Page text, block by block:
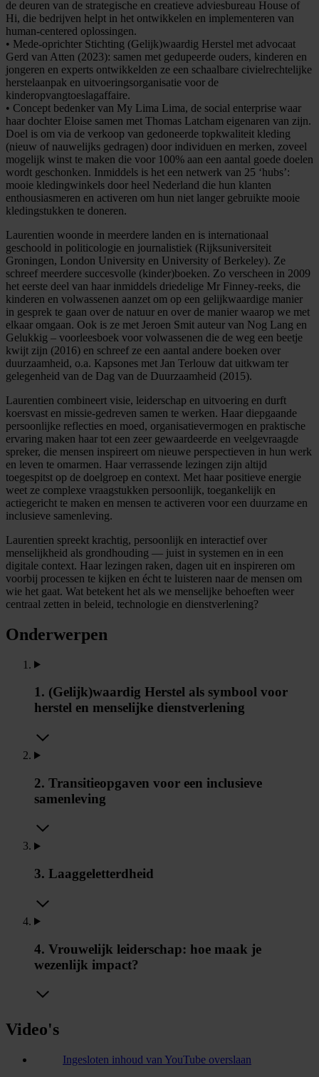
de deuren van de strategische en creatieve adviesbureau House of
Hi, die bedrijven helpt in het ontwikkelen en implementeren van
human-centered oplossingen.
• Mede-oprichter Stichting (Gelijk)waardig Herstel met advocaat
Gerd van Atten (2023): samen met gedupeerde ouders, kinderen en
jongeren en experts ontwikkelden ze een schaalbare civielrechtelijke
herstelaanpak en uitvoeringsorganisatie voor de
kinderopvangtoeslagaffaire.
• Concept bedenker van My Lima Lima, de social enterprise waar
haar dochter Eloise samen met Thomas Latcham eigenaren van zijn.
Doel is om via de verkoop van gedoneerde topkwaliteit kleding
(nieuw of nauwelijks gedragen) door individuen en merken, zoveel
mogelijk winst te maken die voor 100% aan een aantal goede doelen
wordt geschonken. Inmiddels is het een netwerk van 25 ‘hubs’:
mooie kledingwinkels door heel Nederland die hun klanten
enthousiasmeren en activeren om hun niet langer gebruikte mooie
kledingstukken te doneren.
Laurentien woonde in meerdere landen en is internationaal
geschoold in politicologie en journalistiek (Rijksuniversiteit
Groningen, London University en University of Berkeley). Ze
schreef meerdere succesvolle (kinder)boeken. Zo verscheen in 2009
het eerste deel van haar inmiddels driedelige Mr Finney-reeks, die
kinderen en volwassenen aanzet om op een gelijkwaardige manier
in gesprek te gaan over de natuur en over de manier waarop we met
elkaar omgaan. Ook is ze met Jeroen Smit auteur van Nog Lang en
Gelukkig – voorleesboek voor volwassenen die de weg een beetje
kwijt zijn (2016) en schreef ze een aantal andere boeken over
duurzaamheid, o.a. Kapsones met Jan Terlouw dat uitkwam ter
gelegenheid van de Dag van de Duurzaamheid (2015).
Laurentien combineert visie, leiderschap en uitvoering en durft
koersvast en missie-gedreven samen te werken. Haar diepgaande
persoonlijke reflecties en moed, organisatievermogen en praktische
ervaring maken haar tot een zeer gewaardeerde en veelgevraagde
spreker, die mensen inspireert om nieuwe perspectieven in hun werk
en leven te omarmen. Haar verrassende lezingen zijn altijd
toegespitst op de doelgroep en context. Met haar positieve energie
weet ze complexe vraagstukken persoonlijk, toegankelijk en
actiegericht te maken en mensen te activeren voor een duurzame en
inclusieve samenleving.
Laurentien spreekt krachtig, persoonlijk en interactief over
menselijkheid als grondhouding — juist in systemen en in een
digitale context. Haar lezingen raken, dagen uit en inspireren om
voorbij processen te kijken en écht te luisteren naar de mensen om
wie het gaat. Wat betekent het als we menselijke behoeften weer
centraal zetten in beleid, technologie en dienstverlening?
Onderwerpen
1. (Gelijk)waardig Herstel als symbool voor
herstel en menselijke dienstverlening
2. Transitieopgaven voor een inclusieve
samenleving
3. Laaggeletterdheid
4. Vrouwelijk leiderschap: hoe maak je
wezenlijk impact?
Video's
Ingesloten inhoud van YouTube overslaan